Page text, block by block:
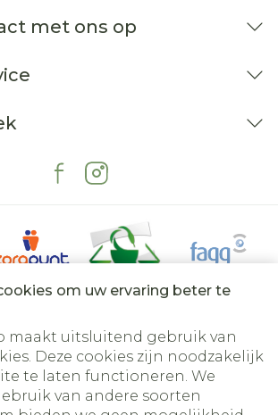
om uw ervaring beter te
maakt uitsluitend gebruik van
Deze cookies zijn noodzakelijk
te laten functioneren. We
van andere soorten
met ons op